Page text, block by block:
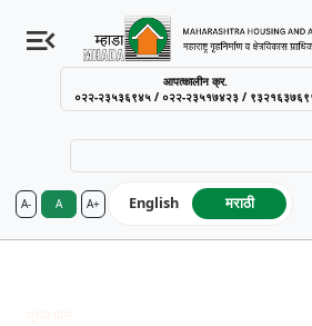
Accessibility
reader.
आपत्कालीन क्र.
०२२-२३५३६९४५ / ०२२-२३५१७४२३ /
A- A A+ English मराठी